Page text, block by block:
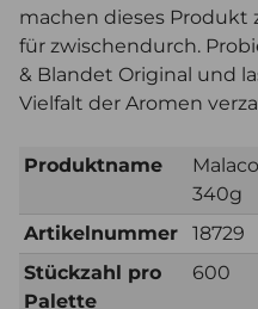
machen dieses Produkt
für zwischendurch.
& Blandet Original und
Vielfalt der Aromen
Produktname
340g
Artikelnummer
18729
Stückzahl pro
Palette
600